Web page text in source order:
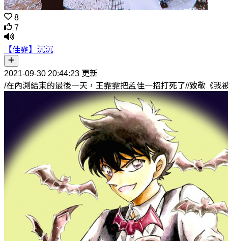
8
7
【佳霏】沉沉
2021-09-30 20:44:23 更新
/在內測結束的最後一天，王霏霏把孟佳一招打死了//致敬《我